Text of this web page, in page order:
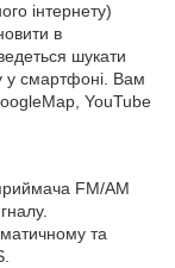
інтернету)
в
шукати
у смартфоні. Вам
YouTube
FM/AM
та